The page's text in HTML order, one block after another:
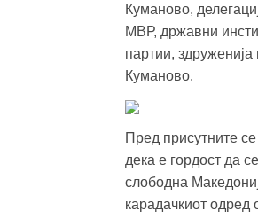
Куманово,
МВР, државни
партии,
Куманово.
Пред присутните
дека е гордост да
слободна
карадачкиот одред